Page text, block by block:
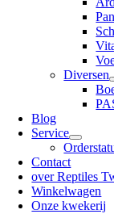
Diversen
Blog
Service
Contact
over Reptiles
Winkelwagen
Onze kwekerij